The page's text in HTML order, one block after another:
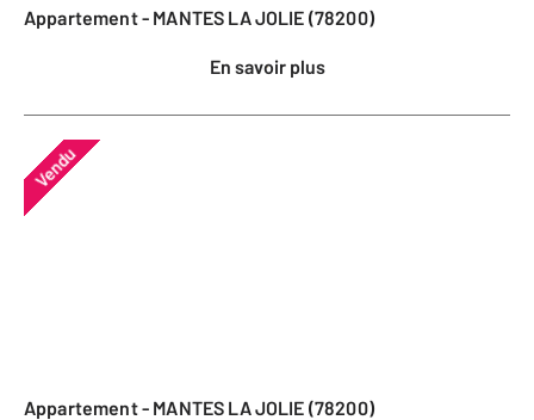
Appartement - MANTES LA JOLIE (78200)
En savoir plus
Vendu
Appartement - MANTES LA JOLIE (78200)